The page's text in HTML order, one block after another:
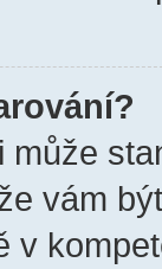
může
vám
v